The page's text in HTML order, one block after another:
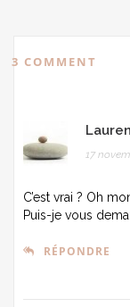
3 COMMENT
17
C’est vrai ? Oh
Puis-je vous
RÉPONDRE